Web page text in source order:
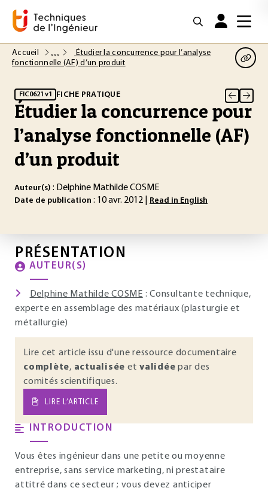
Accueil
Étudier la concurrence pour l’analyse
fonctionnelle (AF) d’un produit
FIC0621 v1 FICHE PRATIQUE
Étudier la concurrence pour
l’analyse fonctionnelle (AF)
d’un produit
Auteur(s) : Delphine Mathilde COSME
Date de publication : 10 avr. 2012 | Read in English
PRÉSENTATION
AUTEUR(S)
Delphine Mathilde COSME : Consultante technique,
experte en assemblage des matériaux (plasturgie et
métallurgie)
Lire cet article issu d'une ressource documentaire
complète, actualisée et validée par des
comités scientifiques.
LIRE L’ARTICLE
INTRODUCTION
Vous êtes ingénieur dans une petite ou moyenne
entreprise, sans service marketing, ni prestataire
attitré dans ce secteur ; vous devez anticiper